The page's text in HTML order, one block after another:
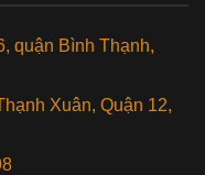
quận Bình Thạnh,
Xuân, Quận 12,